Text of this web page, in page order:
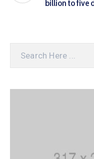
billion to five